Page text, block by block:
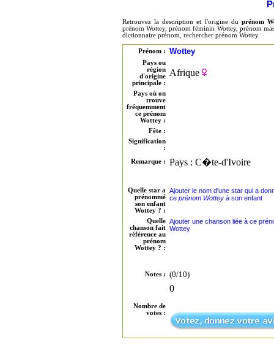
Retrouvez la description et l'origine du prénom
prénom Wottey, prénom féminin Wottey, prénom
dictionnaire prénom, rechercher prénom Wottey.
Prénom : Wottey
Pays ou
région
d'origine
principale :
Afrique
Pays où on
trouve
fréquemment
ce prénom
Wottey :
Fête :
Signification
:
Remarque :
Pays : C�te-d'Ivoire
Quelle star a
prénommé
son enfant
Wottey ? :
Ajouter le nom d'une star qui a
ce prénom Wotteyà son enfant
Quelle
chanson fait
référence au
prénom
Wottey ? :
Ajouter une chanson liée à ce
Wottey
Notes : (0/10)
Nombre de
votes :
0